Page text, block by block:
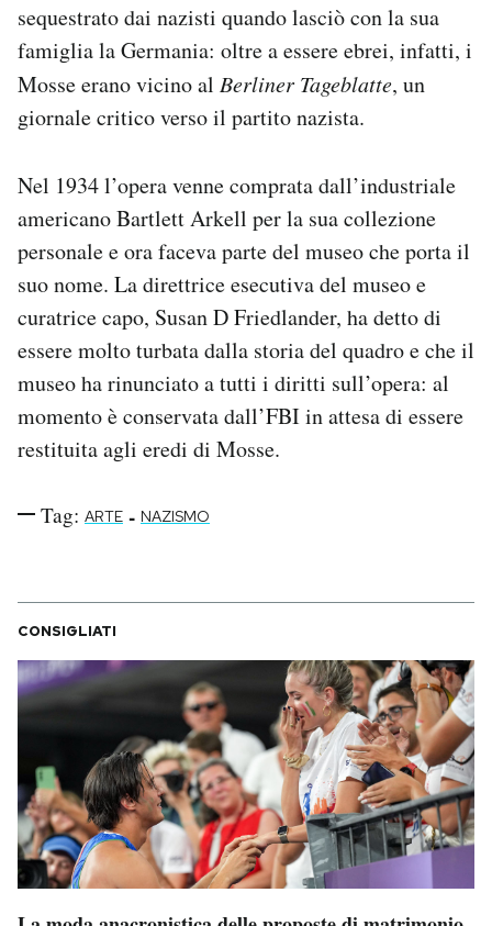
sequestrato dai nazisti quando lasciò con la sua
famiglia la Germania: oltre a essere ebrei, infatti, i
Mosse erano vicino al Berliner Tageblatte, un
giornale critico verso il partito nazista.
Nel 1934 l’opera venne comprata dall’industriale
americano Bartlett Arkell per la sua collezione
personale e ora faceva parte del museo che porta il
suo nome. La direttrice esecutiva del museo e
curatrice capo, Susan D Friedlander, ha detto di
essere molto turbata dalla storia del quadro e che il
museo ha rinunciato a tutti i diritti sull’opera: al
momento è conservata dall’FBI in attesa di essere
restituita agli eredi di Mosse.
Tag: ARTE - NAZISMO
CONSIGLIATI